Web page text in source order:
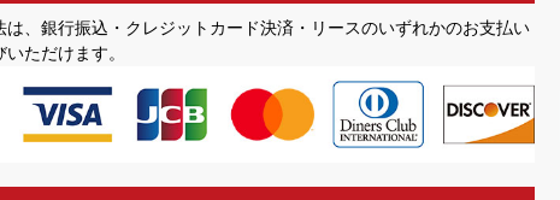
は、銀行振込・クレジットカード決済・リースのいずれかのお支払い
ただけます。